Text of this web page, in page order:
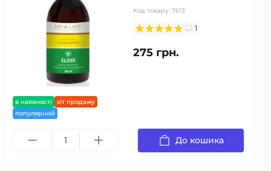
в наявності
хіт продажу
популярний
Код товару: 7613
1
275 грн.
До кошика